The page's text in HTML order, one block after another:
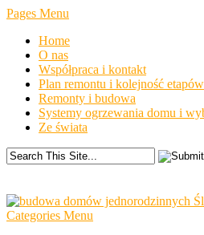
Pages Menu
Home
O nas
Współpraca i kontakt
Plan remontu i kolejność etapów
Remonty i budowa
Systemy ogrzewania domu i
Ze świata
Categories Menu